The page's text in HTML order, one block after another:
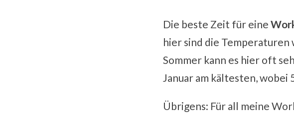
Die beste Zeit für eine
hier sind die Temperaturen
Sommer kann es hier oft
Januar am kältesten,
Übrigens: Für all meine